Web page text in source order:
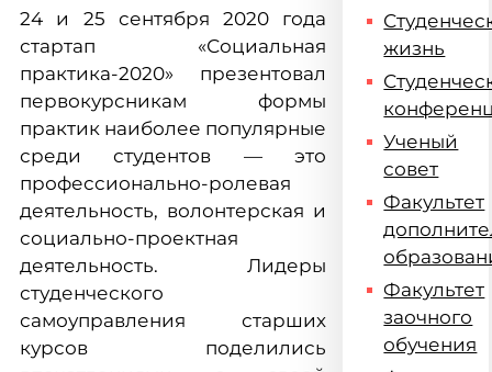
24 и 25 сентября 2020 года
стартап «Социальная
практика-2020» презентовал
первокурсникам формы
практик наиболее популярные
среди студентов — это
профессионально-ролевая
деятельность, волонтерская и
социально-проектная
деятельность. Лидеры
студенческого
самоуправления старших
курсов поделились
жизнь
Ученый
совет
Факультет
Факультет
заочного
обучения